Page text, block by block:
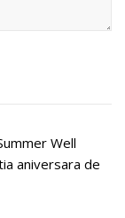
Well
aniversara de